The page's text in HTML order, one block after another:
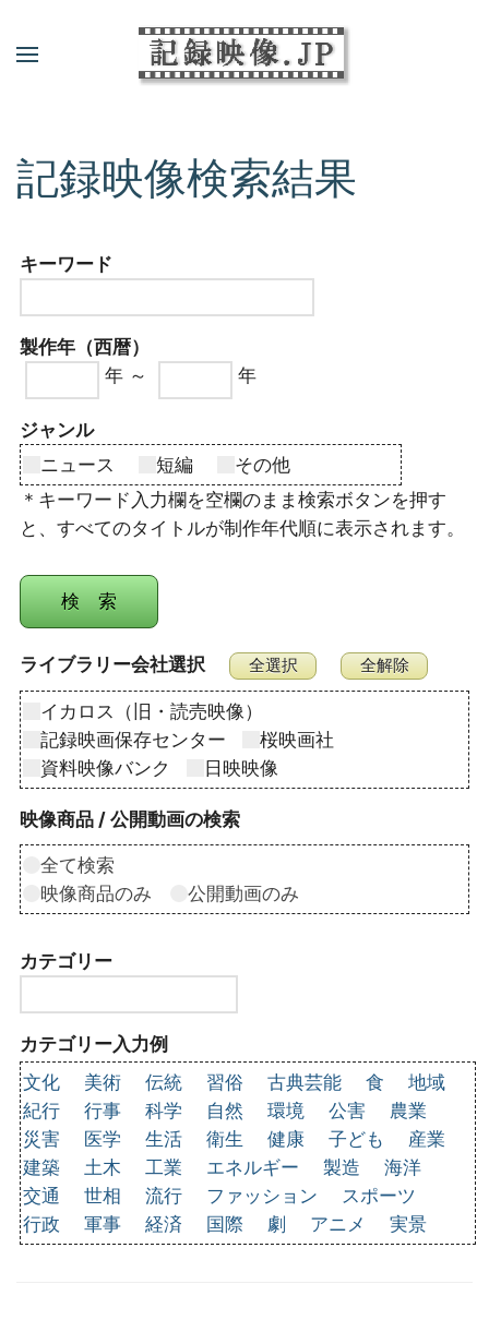
記録映像検索結果
キーワード
製作年（西暦）
年 ～
年
ジャンル
ニュース
短編
その他
＊キーワード入力欄を空欄のまま検索ボタンを押す
と、すべてのタイトルが制作年代順に表示されます。
ライブラリー会社選択
イカロス（旧・読売映像）
記録映画保存センター
桜映画社
資料映像バンク
日映映像
映像商品 / 公開動画の検索
全て検索
映像商品のみ
公開動画のみ
カテゴリー
カテゴリー入力例
文化
美術 伝統 習俗 古典芸能 食
地域
紀行
行事 科学 自然 環境 公害
農業
災害
医学 生活 衛生 健康 子ども
産業
建築
土木 工業 エネルギー 製造
海洋
交通
世相 流行 ファッション
スポーツ
行政
軍事 経済 国際 劇 アニメ 実景